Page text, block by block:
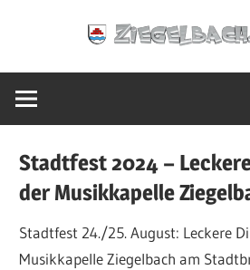
Stadtfest 2024 –
der Musikkapelle
Stadtfest 24./25. August: Leckere
Musikkapelle Ziegelbach am